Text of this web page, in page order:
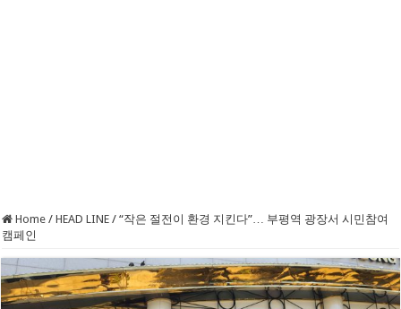
Home / HEAD LINE / “작은 절전이 환경 지킨다”… 부평역 광장서 시민참여
캠페인